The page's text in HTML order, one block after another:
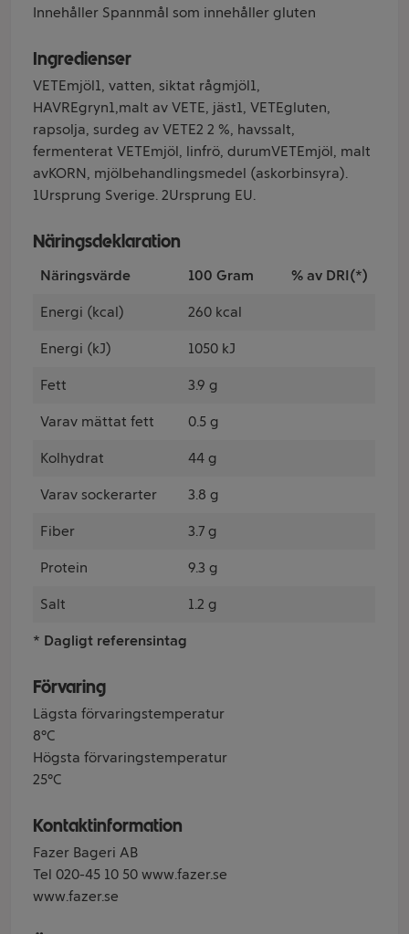
Innehåller Spannmål som innehåller gluten
Ingredienser
VETEmjöl1, vatten, siktat rågmjöl1,
HAVREgryn1,malt av VETE, jäst1, VETEgluten,
rapsolja, surdeg av VETE2 2 %, havssalt,
fermenterat VETEmjöl, linfrö, durumVETEmjöl, malt
avKORN, mjölbehandlingsmedel (askorbinsyra).
1Ursprung Sverige. 2Ursprung EU.
Näringsdeklaration
Näringsvärde 100 Gram % av DRI(*)
Energi (kcal) 260 kcal
Energi (kJ) 1050 kJ
Fett 3.9 g
Varav mättat fett 0.5 g
Kolhydrat 44 g
Varav sockerarter 3.8 g
Fiber 3.7 g
Protein 9.3 g
Salt 1.2 g
* Dagligt referensintag
Förvaring
Lägsta förvaringstemperatur
8°C
Högsta förvaringstemperatur
25°C
Kontaktinformation
Fazer Bageri AB
Tel 020-45 10 50 www.fazer.se
www.fazer.se